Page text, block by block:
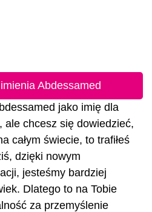
Abdessamed
jako imię dla
ale chcesz się dowiedzieć,
całym świecie, to trafiłeś
dzięki nowym
jesteśmy bardziej
Dlatego to na Tobie
za przemyślenie